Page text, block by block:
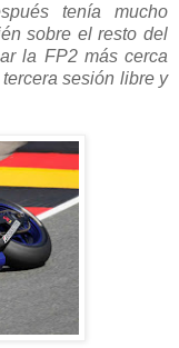
tenía mucho
sobre el resto del
la FP2 más cerca
sesión libre y